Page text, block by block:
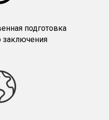
подготовка
заключения